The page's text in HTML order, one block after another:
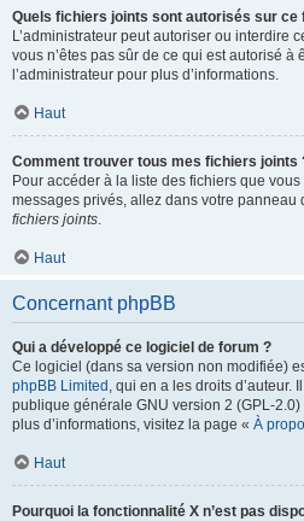
Quels fichiers joints sont autorisés sur ce
L’administrateur peut autoriser ou interdire
vous n’êtes pas sûr de ce qui est autorisé à
l’administrateur pour plus d’informations.
Haut
Comment trouver tous mes fichiers joints
Pour accéder à la liste des fichiers que
messages privés, allez dans votre panneau
fichiers joints.
Haut
Concernant phpBB
Qui a développé ce logiciel de forum ?
Ce logiciel (dans sa version non modifiée)
phpBB Limited , qui en a les droits d’auteur.
publique générale GNU version 2 (GPL-
plus d’informations, visitez la page « À
Haut
Pourquoi la fonctionnalité X n’est pas